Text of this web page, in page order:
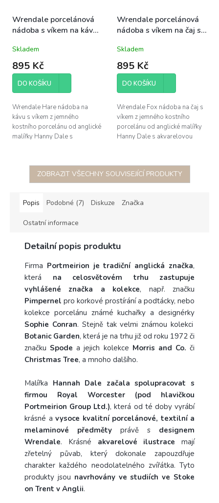
Wrendale porcelánová
nádoba s víkem na kávu
14,5x10cm
Skladem
895 Kč
DO KOŠÍKU
Wrendale Hare nádoba na
kávu s víkem z jemného
kostního porcelánu od anglické
malířky Hanny Dale s
Wrendale porcelánová
nádoba s víkem na čaj s
14,5x10cm
Skladem
895 Kč
DO KOŠÍKU
Wrendale Fox nádoba na čaj s
víkem z jemného kostního
porcelánu od anglické malířky
Hanny Dale s akvarelovou
ZOBRAZIT VŠECHNY SOUVISEJÍCÍ PRODUKTY
Popis Podobné (7) Diskuze Značka
Ostatní informace
Detailní popis produktu
Firma Portmeirion je tradiční anglická značka,
která na celosvětovém trhu zastupuje
vyhlášené značka a kolekce, např. značku
Pimpernel pro korkové prostírání a podtácky, nebo
kolekce porcelánu známé kuchařky a designérky
Sophie Conran. Stejně tak velmi známou kolekci
Botanic Garden, která je na trhu již od roku 1972 či
značkuSpode a jejich kolekce Morris and Co. či
Christmas Tree, a mnoho dalšího.
Malířka Hannah Dale začala spolupracovat s
firmou Royal Worcester (pod hlavičkou
Portmeirion Group Ltd.), která od té doby vyrábí
krásné a vysoce kvalitní porcelánové, textilní a
melaminové předměty právě s designem
Wrendale. Krásné akvarelové ilustrace mají
zřetelný půvab, který dokonale zapouzdřuje
charakter každého neodolatelného zvířátka. Tyto
produkty jsou navrhovány ve studiích ve Stoke
on Trent v Anglii.